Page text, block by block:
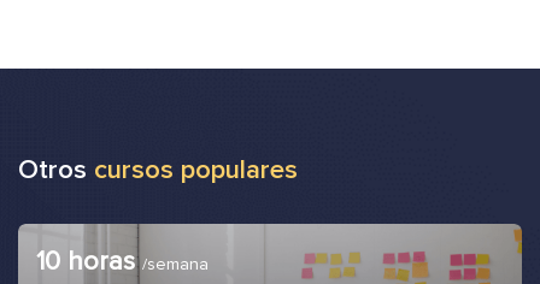
Otros cursos populares
10 horas /semana